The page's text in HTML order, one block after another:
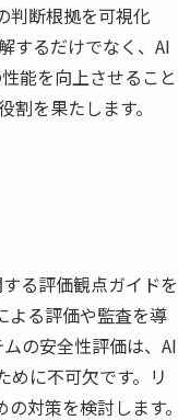
判断根拠を可視化
するだけでなく、AI
能を向上させること
を果たします。
る評価観点ガイドを
よる評価や監査を導
の安全性評価は、AI
に不可欠です。リ
対策を検討します。